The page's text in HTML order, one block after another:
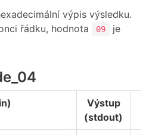
výpis výsledku.
řádku, hodnota 09
je
Výstup
(stdout)